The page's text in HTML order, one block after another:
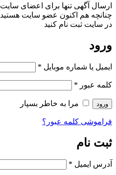
ارسال آگهی تنها برای اعضای
چنانچه هم‌ اکنون عضو سایت
در سایت ثبت نام کنید
ورود
ایمیل یا شماره موبایل *
کلمه عبور *
ورود مرا به خاطر بسپار
فراموشی کلمه عبور؟
ثبت نام
آدرس ایمیل *